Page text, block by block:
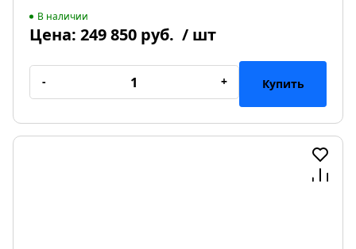
В наличии
Цена: 249 850 руб. / шт
- + Купить